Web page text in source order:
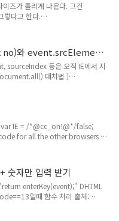
즈가 틀리게 나온다. 그건
렇다고 한다.
viewport
javascript-jquery-how-do-
no)와 event.srcElement
sourceIndex 등은 오직 IE에서 지
대처법 ]
순서 번호"가 올 수 있다. 현재
기 - document.all 문제 해결법
..
var IE = /*@cc_on!@*/false;
for all the other browsers }
to-check-for-internet-
숫자만 입력 받기
enterKey(event);" DHTML
일때 함수 처리 출처:
한 소스 태그에 숫자만 입력하